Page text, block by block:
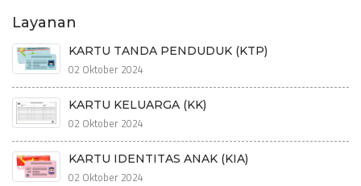
Layanan
KARTU TANDA PENDUDUK (KTP)
02 Oktober 2024
KARTU KELUARGA (KK)
02 Oktober 2024
KARTU IDENTITAS ANAK (KIA)
02 Oktober 2024